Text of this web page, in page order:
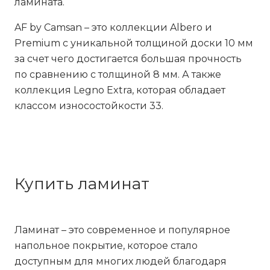
AF by Cаmsan – это коллекции Albero и
Premium с уникальной толщиной доски 10 мм
за счет чего достигается большая прочность
по сравнению с толщиной 8 мм. А также
коллекция Legno Extra, которая обладает
классом износостойкости 33.
Купить ламинат
Ламинат – это современное и популярное
напольное покрытие, которое стало
доступным для многих людей благодаря